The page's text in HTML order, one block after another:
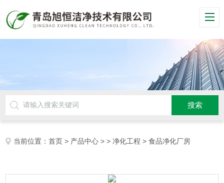
当前位置：首页 > 产品中心 > >净化工程 > 食品净化厂房